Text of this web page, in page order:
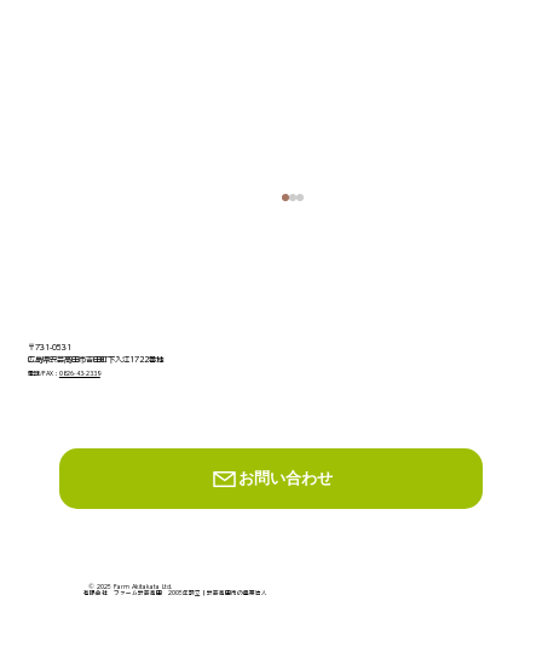
広島太田川ライオンズクラブ様の50周年
〒731-0531
広島県安芸高田市吉田町下入江1722番地
電話/FAX： 0826-43-2339
© 2025 Farm Akitakata Ltd.
有限会社 ファーム安芸高田 2005年設立｜安芸高田市の農業法人
お問い合わせ